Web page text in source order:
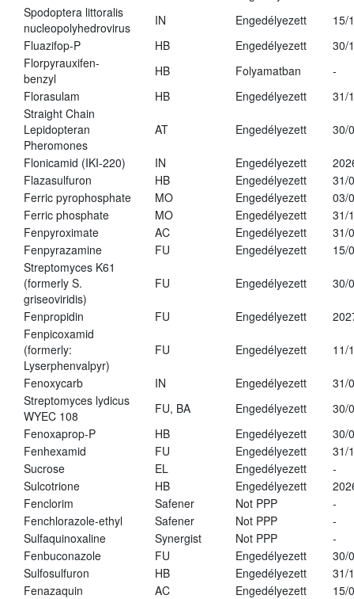
Spodoptera littoralis
nucleopolyhedrovirus
IN Engedélyezett
15/
Fluazifop-P
HB Engedélyezett
30/
Florpyrauxifen-
benzyl
HB Folyamatban
-
Florasulam
HB Engedélyezett
31/
Straight Chain
Lepidopteran
Pheromones
AT Engedélyezett 30/
Flonicamid (IKI-220) IN Engedélyezett
Flazasulfuron
HB Engedélyezett
31/
Ferric pyrophosphate
MO Engedélyezett
03/
Ferric phosphate
MO Engedélyezett
31/
Fenpyroximate
AC Engedélyezett
31/
Fenpyrazamine
FU Engedélyezett
15/
Streptomyces K61
(formerly S.
griseoviridis)
FU Engedélyezett 30/
Fenpropidin FU Engedélyezett
Fenpicoxamid
(formerly:
Lyserphenvalpyr)
FU Engedélyezett 11/
Fenoxycarb IN Engedélyezett
31/
Streptomyces lydicus
WYEC 108
FU, BA Engedélyezett
30/
Fenoxaprop-P
HB Engedélyezett
30/
Fenhexamid
FU Engedélyezett
31/
Sucrose
EL Engedélyezett
-
Sulcotrione
HB Engedélyezett
Fenclorim
Safener Not PPP
-
Fenchlorazole-ethyl
Safener Not PPP
-
Sulfaquinoxaline
Synergist Not PPP
-
Fenbuconazole
FU Engedélyezett
30/
Sulfosulfuron
HB Engedélyezett
31/
Fenazaquin
AC Engedélyezett
15/